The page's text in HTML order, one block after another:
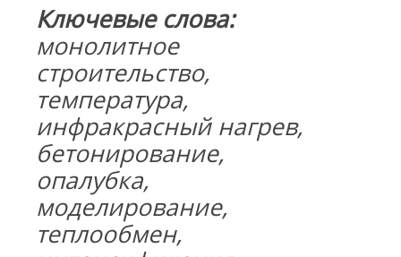
Ключевые слова:
монолитное
строительство,
температура,
инфракрасный нагрев,
бетонирование,
опалубка,
моделирование,
теплообмен,